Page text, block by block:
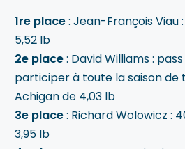
1re place: Jean-François Viau
5,52 lb
2e place: David Williams : pass
participer à toute la saison de
Achigan de 4,03 lb
3e place: Richard Wolowicz :
3,95 lb